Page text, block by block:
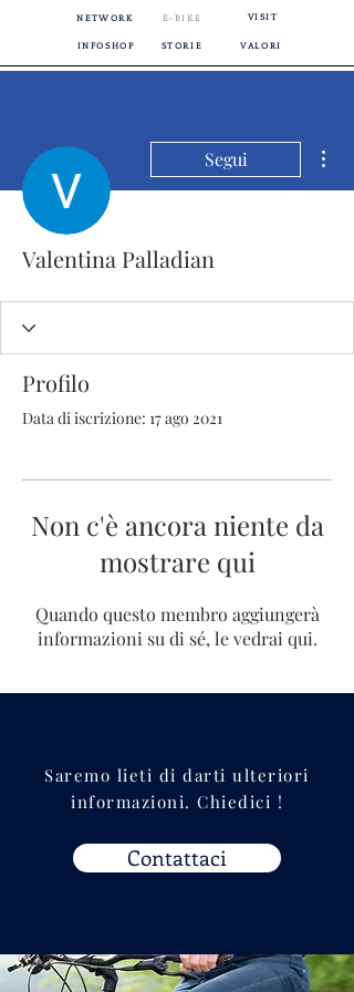
NETWORK E-BIKE VISIT
INFOSHOP STORIE VALORI
Segui
Valentina Palladian
Profilo
Data di iscrizione: 17 ago 2021
Non c'è ancora niente da
mostrare qui
Quando questo membro aggiungerà
informazioni su di sé, le vedrai qui.
Saremo lieti di darti ulteriori
informazioni. Chiedici !
Contattaci